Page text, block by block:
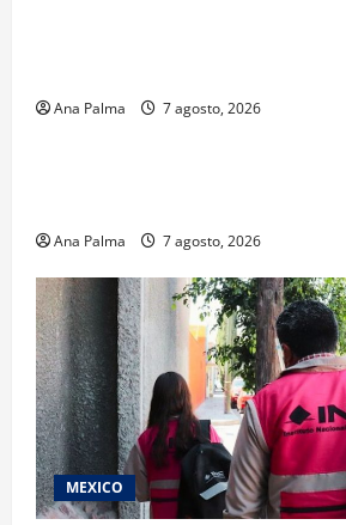
Ana Palma 7 agosto, 2026
Educación
Ana Palma 7 agosto, 2026
MEXICO